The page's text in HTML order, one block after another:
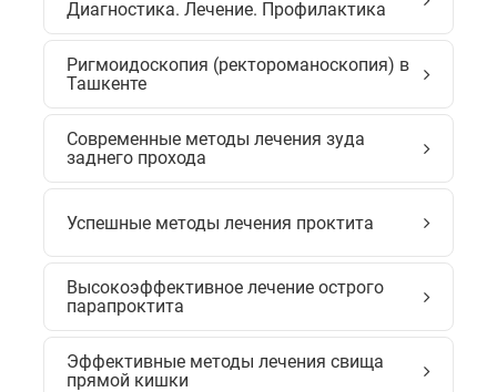
Диагностика. Лечение. Профилактика
Ригмоидоскопия (ректороманоскопия) в
Ташкенте
Современные методы лечения зуда
заднего прохода
Успешные методы лечения проктита
Высокоэффективное лечение острого
парапроктита
Эффективные методы лечения свища
прямой кишки